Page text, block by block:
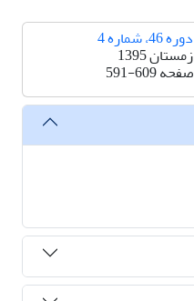
دوره 46، شماره 4
زمستان 1395
صفحه591-609